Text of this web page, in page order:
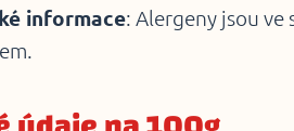
informace: Alergeny jsou ve